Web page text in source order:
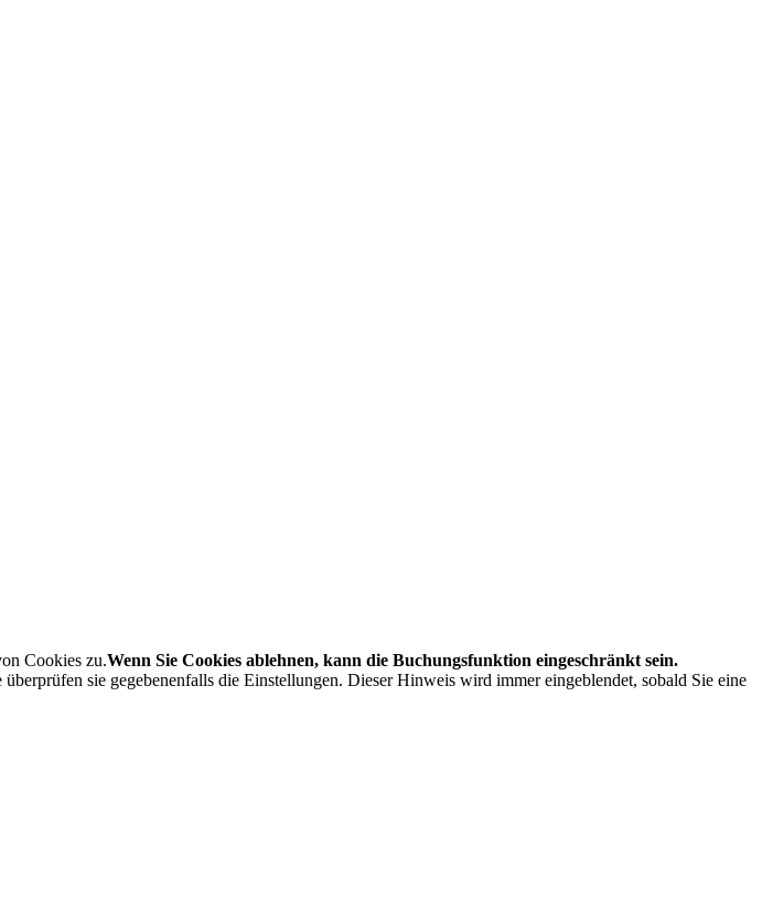
Cookies zu.Wenn Sie Cookies ablehnen, kann die Buchungsfunktion eingeschränkt sein.
überprüfen sie gegebenenfalls die Einstellungen. Dieser Hinweis wird immer eingeblendet, sobald Sie eine